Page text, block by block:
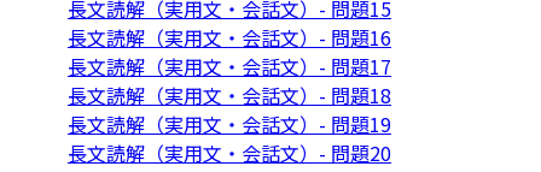
長文読解（実用文・会話文）- 問題15
長文読解（実用文・会話文）- 問題16
長文読解（実用文・会話文）- 問題17
長文読解（実用文・会話文）- 問題18
長文読解（実用文・会話文）- 問題19
長文読解（実用文・会話文）- 問題20